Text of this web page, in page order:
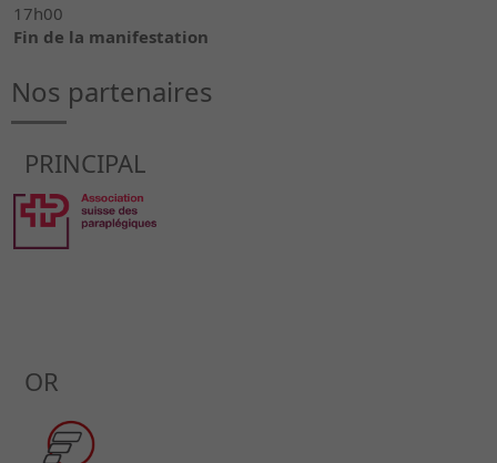
17h00
Fin de la manifestation
Nos partenaires
PRINCIPAL
OR